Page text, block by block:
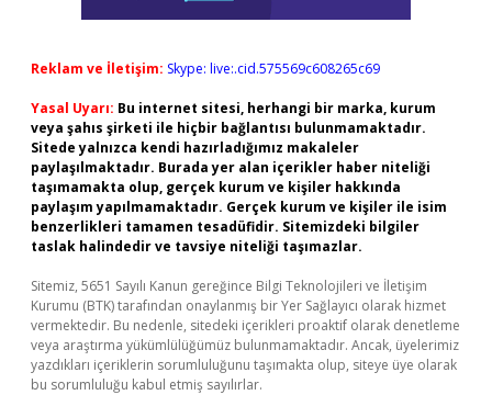
Reklam ve İletişim: Skype: live:.cid.575569c608265c69
Yasal Uyarı: Bu internet sitesi, herhangi bir marka, kurum
veya şahıs şirketi ile hiçbir bağlantısı bulunmamaktadır.
Sitede yalnızca kendi hazırladığımız makaleler
paylaşılmaktadır. Burada yer alan içerikler haber niteliği
taşımamakta olup, gerçek kurum ve kişiler hakkında
paylaşım yapılmamaktadır. Gerçek kurum ve kişiler ile isim
benzerlikleri tamamen tesadüfidir. Sitemizdeki bilgiler
taslak halindedir ve tavsiye niteliği taşımazlar.
Sitemiz, 5651 Sayılı Kanun gereğince Bilgi Teknolojileri ve İletişim
Kurumu (BTK) tarafından onaylanmış bir Yer Sağlayıcı olarak hizmet
vermektedir. Bu nedenle, sitedeki içerikleri proaktif olarak denetleme
veya araştırma yükümlülüğümüz bulunmamaktadır. Ancak, üyelerimiz
yazdıkları içeriklerin sorumluluğunu taşımakta olup, siteye üye olarak
bu sorumluluğu kabul etmiş sayılırlar.